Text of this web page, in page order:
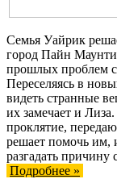
Семья Уайрик
город Пайн
прошлых проблем
Переселяясь в
видеть странные
их замечает и
проклятие,
решает помочь им,
разгадать причину
Подробнее »